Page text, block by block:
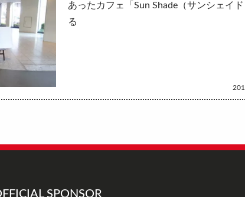
あったカフェ「Sun Shade（サンシェイ
る
SPONSOR